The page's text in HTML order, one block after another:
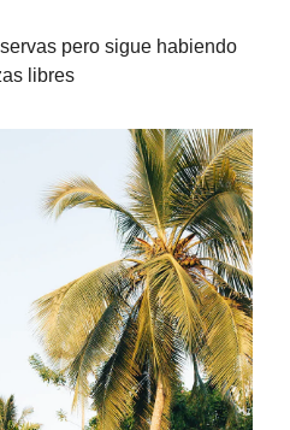
pero sigue habiendo
libres